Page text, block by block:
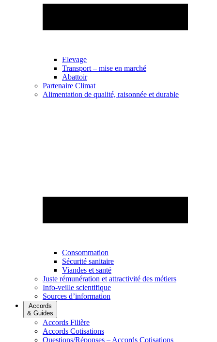
Elevage
Transport – mise en marché
Abattoir
Partenaire Climat
Alimentation de qualité, raisonnée et durable
Consommation
Sécurité sanitaire
Viandes et santé
Juste rémunération et attractivité des métiers
Info-veille scientifique
Sources d’information
Accords
& Guides
Accords Filière
Accords Cotisations
Questions/Réponses – Accords Cotisations